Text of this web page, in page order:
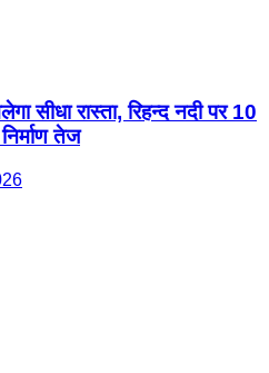
सीधा रास्ता, रिहन्द नदी पर 10
तेज